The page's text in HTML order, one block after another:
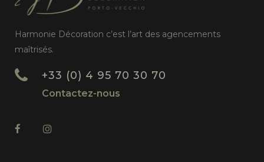
Harmonie Décoration c’est l’art des agencements
maîtrisés.
+33 (0) 4 95 70 30 70
Contactez-nous